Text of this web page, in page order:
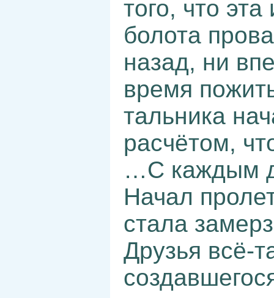
того, что
болота
назад, ни
время
тальника
расчётом,
…С каждым
Начал
стала
Друзья всё-